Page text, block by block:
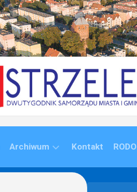
Archiwum Kontakt RODO